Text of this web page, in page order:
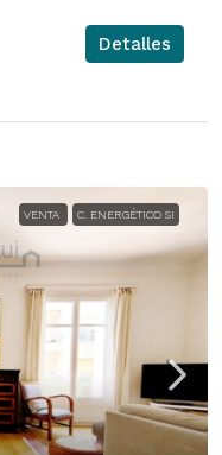
Detalles
VENTA C. ENERGÉTICO SI